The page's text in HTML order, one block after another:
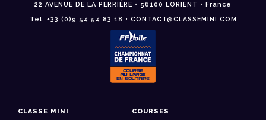
22 AVENUE DE LA PERRIÈRE • 56100 LORIENT • France
Tél: +33 (0)9 54 54 83 18 • CONTACT@CLASSEMINI.COM
CLASSE MINI
COURSES